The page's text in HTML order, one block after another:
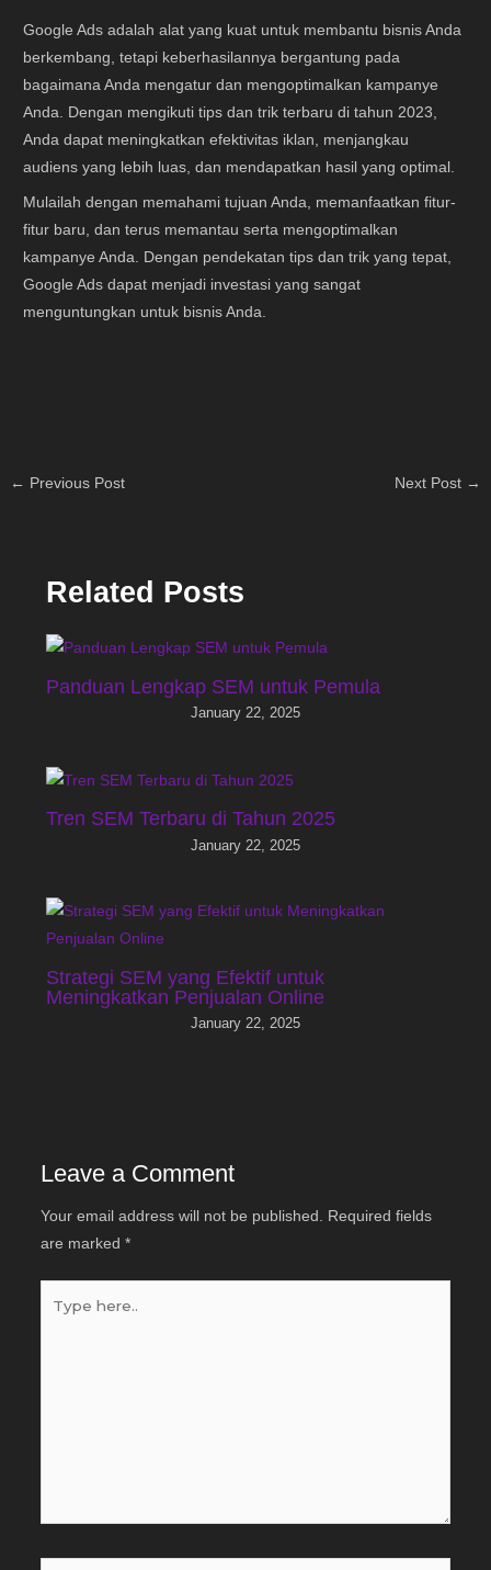
Google Ads adalah alat yang kuat untuk membantu bisnis Anda
berkembang, tetapi keberhasilannya bergantung pada
bagaimana Anda mengatur dan mengoptimalkan kampanye
Anda. Dengan mengikuti tips dan trik terbaru di tahun 2023,
Anda dapat meningkatkan efektivitas iklan, menjangkau
audiens yang lebih luas, dan mendapatkan hasil yang optimal.
Mulailah dengan memahami tujuan Anda, memanfaatkan fitur-
fitur baru, dan terus memantau serta mengoptimalkan
kampanye Anda. Dengan pendekatan tips dan trik yang tepat,
Google Ads dapat menjadi investasi yang sangat
menguntungkan untuk bisnis Anda.
← Previous Post Next Post →
Related Posts
Panduan Lengkap SEM untuk Pemula
January 22, 2025
Tren SEM Terbaru di Tahun 2025
January 22, 2025
Strategi SEM yang Efektif untuk
Meningkatkan Penjualan Online
January 22, 2025
Leave a Comment
Your email address will not be published. Required fields
are marked *
here..